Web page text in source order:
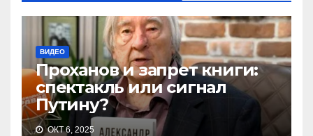
ВИДЕО
Проханов и запрет книги:
спектакль или сигнал
Путину?
ОКТ 6, 2025